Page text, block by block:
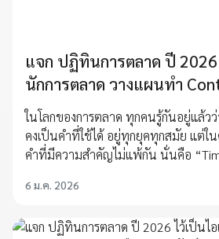
แจก ปฏิทินการตลาด ปี 2026
นักการตลาด วางแผนทำ
ในโลกของการตลาด ทุกคนรู้กันอยู่แล้ว
คงเป็นคำที่ใช้ได้ อยู่ทุกยุคทุกสมัย แต่ใ
คำที่มีความสำคัญไม่แพ้กัน นั่นคือ
6 ม.ค. 2026